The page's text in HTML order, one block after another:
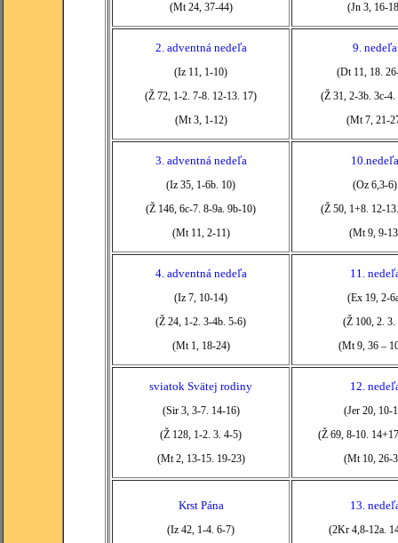
(Mt 24, 37-44)
(Jn 3, 16-
2. adventná nedeľa
(Iz 11, 1-10)
(Ž 72, 1-2. 7-8. 12-13. 17)
(Mt 3, 1-12)
9. nedeľa
(Dt 11, 18.
(Ž 31, 2-3b. 3c-
(Mt 7, 21-
3. adventná nedeľa
(Iz 35, 1-6b. 10)
(Ž 146, 6c-7. 8-9a. 9b-10)
(Mt 11, 2-11)
10.nedeľa
(Oz 6,3-6)
(Ž 50, 1+8. 12-
(Mt 9, 9-
4. adventná nedeľa
(Iz 7, 10-14)
(Ž 24, 1-2. 3-4b. 5-6)
(Mt 1, 18-24)
11.
(Ex 19, 2-
(Ž 100, 2. 3.
(Mt 9, 36 –
sviatok Svätej rodiny
(Sir 3, 3-7. 14-16)
(Ž 128, 1-2. 3. 4-5)
(Mt 2, 13-15. 19-23)
12.
(Jer 20, 10-
(Ž 69, 8-10.
(Mt 10, 26-
Krst Pána
(Iz 42, 1-4. 6-7)
13.
(2Kr 4,8-12a.